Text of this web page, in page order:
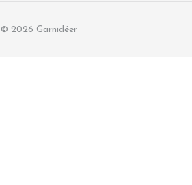
© 2026 Garnidéer